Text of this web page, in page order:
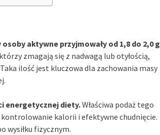
aktywne przyjmowały od 1,8 do 2,0 g
zmagają się z nadwagą lub otyłością,
ilość jest kluczowa dla zachowania masy
energetycznej diety.Właściwa podaż tego
kontrolowanie kalorii i efektywne chudnięcie.
wysiłku fizycznym.